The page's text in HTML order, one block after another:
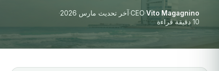
Vito Magagnino
·
CEO
·آخر تحديث مارس 2026
·
10 دقيقة قراءة